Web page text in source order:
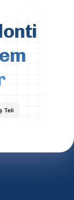
Teli